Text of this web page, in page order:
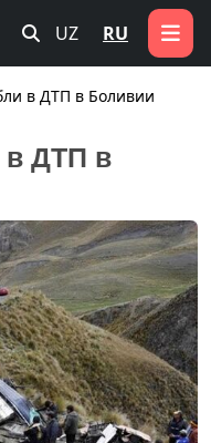
UZ RU
в ДТП в Боливии
в ДТП в